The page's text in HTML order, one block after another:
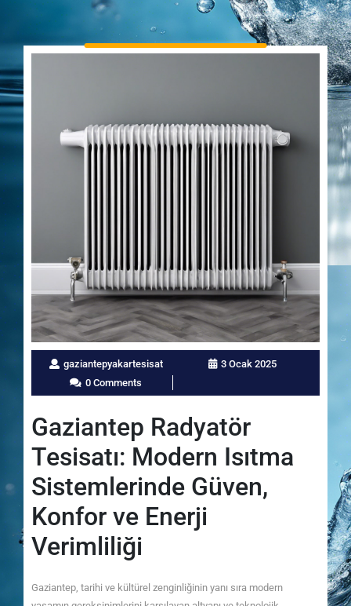
gaziantepyakartesisat
3 Ocak 2025
0 Comments
Gaziantep Radyatör
Tesisatı: Modern Isıtma
Sistemlerinde Güven,
Konfor ve Enerji
Verimliliği
Gaziantep, tarihi ve kültürel zenginliğinin yanı sıra modern